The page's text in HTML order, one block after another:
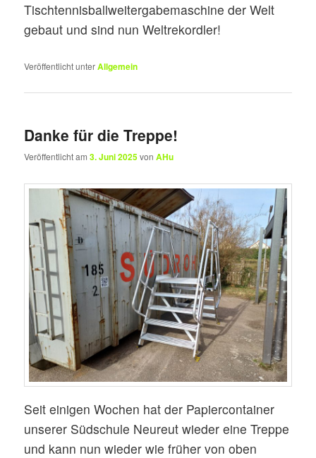
Tischtennisballweitergabemaschine der Welt
gebaut und sind nun Weltrekordler!
Veröffentlicht unterAllgemein
Danke für die Treppe!
Veröffentlicht am3. Juni 2025vonAHu
Seit einigen Wochen hat der Papiercontainer
unserer Südschule Neureut wieder eine Treppe
und kann nun wieder wie früher von oben